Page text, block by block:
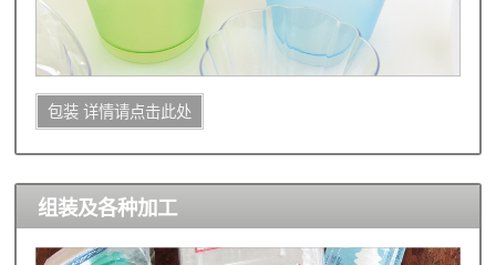
包装 详情请点击此处
组装及各种加工